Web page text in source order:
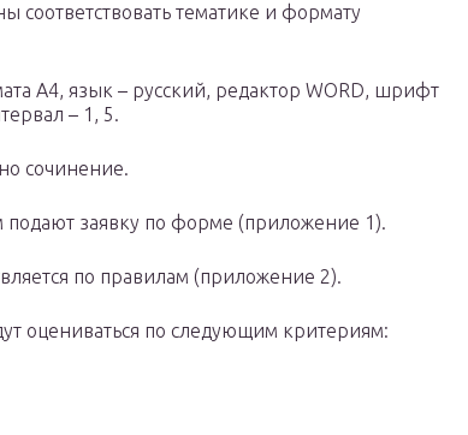
соответствовать тематике и формату
А4, язык – русский, редактор WORD, шрифт
– 1, 5.
сочинение.
подают заявку по форме (приложение 1).
по правилам (приложение 2).
оцениваться по следующим критериям: